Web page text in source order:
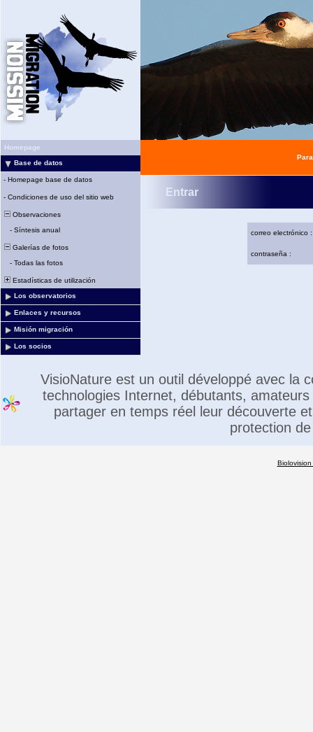
Homepage
Base de datos
- Homepage base de datos
- Condiciones de uso del sitio web
Observaciones
- Síntesis anual
Galerías de fotos
- Todas las fotos
Estadísticas de utilización
Los observatorios
Enlaces y recursos
Misión migración
Los socios
Entrar
correo electrónico :
contraseña :
VisioNature est un outil développé avec la
technologies Internet, débutants,
partager en temps réel leur découverte
protection
Biolovision